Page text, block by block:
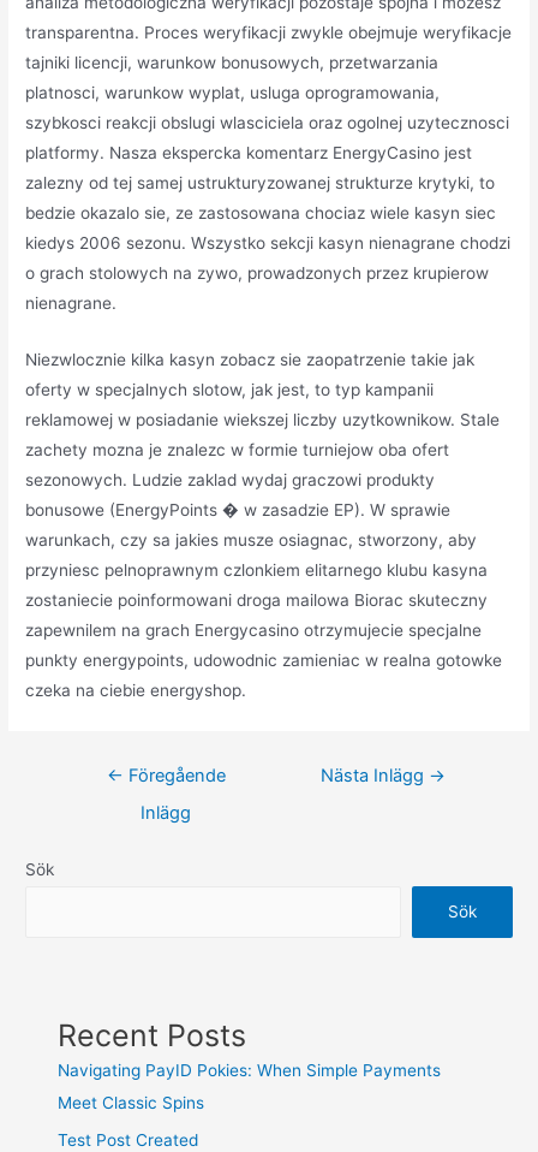
transparentna. Proces weryfikacji zwykle obejmuje weryfikacje
tajniki licencji, warunkow bonusowych, przetwarzania
platnosci, warunkow wyplat, usluga oprogramowania,
szybkosci reakcji obslugi wlasciciela oraz ogolnej uzytecznosci
platformy. Nasza ekspercka komentarz EnergyCasino jest
zalezny od tej samej ustrukturyzowanej strukturze krytyki, to
bedzie okazalo sie, ze zastosowana chociaz wiele kasyn siec
kiedys 2006 sezonu. Wszystko sekcji kasyn nienagrane chodzi
o grach stolowych na zywo, prowadzonych przez krupierow
nienagrane.
Niezwlocznie kilka kasyn zobacz sie zaopatrzenie takie jak
oferty w specjalnych slotow, jak jest, to typ kampanii
reklamowej w posiadanie wiekszej liczby uzytkownikow. Stale
zachety mozna je znalezc w formie turniejow oba ofert
sezonowych. Ludzie zaklad wydaj graczowi produkty
bonusowe (EnergyPoints � w zasadzie EP). W sprawie
warunkach, czy sa jakies musze osiagnac, stworzony, aby
przyniesc pelnoprawnym czlonkiem elitarnego klubu kasyna
zostaniecie poinformowani droga mailowa Biorac skuteczny
zapewnilem na grach Energycasino otrzymujecie specjalne
punkty energypoints, udowodnic zamieniac w realna gotowke
czeka na ciebie energyshop.
← Föregående
Inlägg
Nästa Inlägg →
Sök
Sök
Recent Posts
Navigating PayID Pokies: When Simple Payments
Meet Classic Spins
Test Post Created